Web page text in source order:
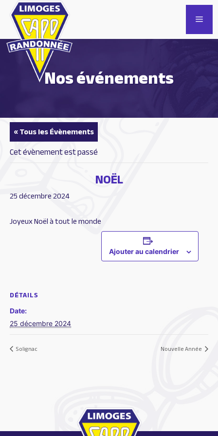
Aller
contenu
Nos événements
« Tous les Évènements
Cet évènement est passé
NOËL
25 décembre 2024
Joyeux Noël à tout le monde
Ajouter au calendrier
DÉTAILS
Date:
25 décembre 2024
Solignac Nouvelle Année